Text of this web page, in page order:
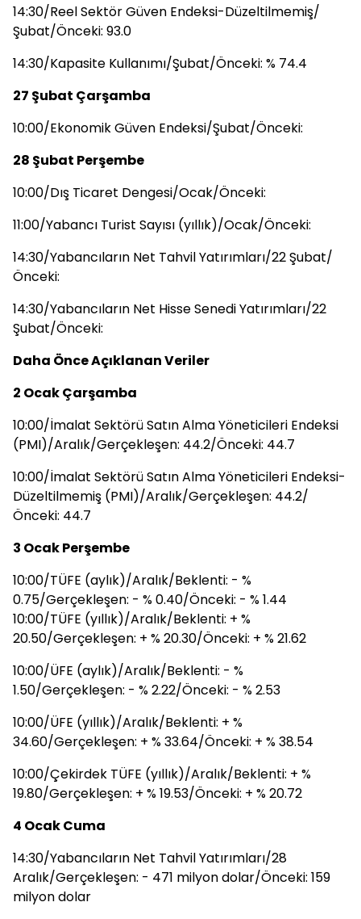
14:30/Reel Sektör Güven Endeksi-Düzeltilmemiş/
Şubat/Önceki: 93.0
14:30/Kapasite Kullanımı/Şubat/Önceki: % 74.4
27 Şubat Çarşamba
10:00/Ekonomik Güven Endeksi/Şubat/Önceki:
28 Şubat Perşembe
10:00/Dış Ticaret Dengesi/Ocak/Önceki:
11:00/Yabancı Turist Sayısı (yıllık)/Ocak/Önceki:
14:30/Yabancıların Net Tahvil Yatırımları/22 Şubat/
Önceki:
14:30/Yabancıların Net Hisse Senedi Yatırımları/22
Şubat/Önceki:
Daha Önce Açıklanan Veriler
2 Ocak Çarşamba
10:00/İmalat Sektörü Satın Alma Yöneticileri Endeksi
(PMI)/Aralık/Gerçekleşen: 44.2/Önceki: 44.7
10:00/İmalat Sektörü Satın Alma Yöneticileri Endeksi-
Düzeltilmemiş (PMI)/Aralık/Gerçekleşen: 44.2/
Önceki: 44.7
3 Ocak Perşembe
10:00/TÜFE (aylık)/Aralık/Beklenti: - %
0.75/Gerçekleşen: - % 0.40/Önceki: - % 1.44
10:00/TÜFE (yıllık)/Aralık/Beklenti: + %
20.50/Gerçekleşen: + % 20.30/Önceki: + % 21.62
10:00/ÜFE (aylık)/Aralık/Beklenti: - %
1.50/Gerçekleşen: - % 2.22/Önceki: - % 2.53
10:00/ÜFE (yıllık)/Aralık/Beklenti: + %
34.60/Gerçekleşen: + % 33.64/Önceki: + % 38.54
10:00/Çekirdek TÜFE (yıllık)/Aralık/Beklenti: + %
19.80/Gerçekleşen: + % 19.53/Önceki: + % 20.72
4 Ocak Cuma
14:30/Yabancıların Net Tahvil Yatırımları/28
Aralık/Gerçekleşen: - 471 milyon dolar/Önceki: 159
milyon dolar